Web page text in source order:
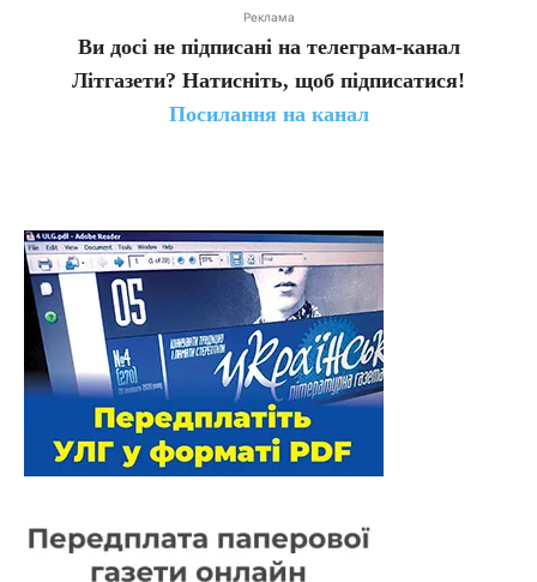
Реклама
Ви досі не підписані на телеграм-канал
Літгазети? Натисніть, щоб підписатися!
Посилання на канал